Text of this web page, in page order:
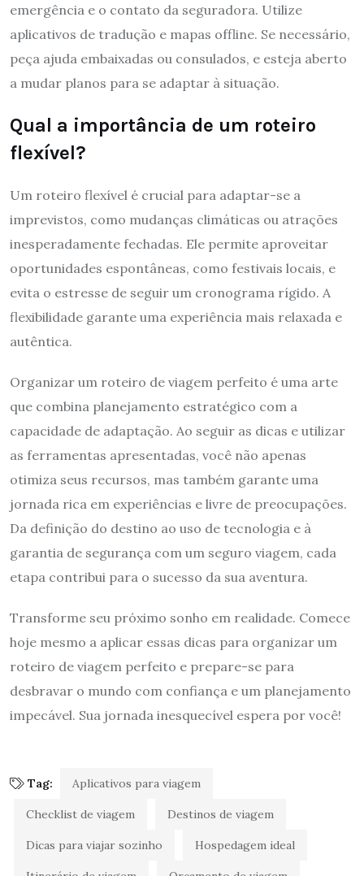
emergência e o contato da seguradora. Utilize
aplicativos de tradução e mapas offline. Se necessário,
peça ajuda embaixadas ou consulados, e esteja aberto
a mudar planos para se adaptar à situação.
Qual a importância de um roteiro
flexível?
Um roteiro flexível é crucial para adaptar-se a
imprevistos, como mudanças climáticas ou atrações
inesperadamente fechadas. Ele permite aproveitar
oportunidades espontâneas, como festivais locais, e
evita o estresse de seguir um cronograma rígido. A
flexibilidade garante uma experiência mais relaxada e
autêntica.
Organizar um roteiro de viagem perfeito é uma arte
que combina planejamento estratégico com a
capacidade de adaptação. Ao seguir as dicas e utilizar
as ferramentas apresentadas, você não apenas
otimiza seus recursos, mas também garante uma
jornada rica em experiências e livre de preocupações.
Da definição do destino ao uso de tecnologia e à
garantia de segurança com um seguro viagem, cada
etapa contribui para o sucesso da sua aventura.
Transforme seu próximo sonho em realidade. Comece
hoje mesmo a aplicar essas dicas para organizar um
roteiro de viagem perfeito e prepare-se para
desbravar o mundo com confiança e um planejamento
impecável. Sua jornada inesquecível espera por você!
Tag: Aplicativos para viagem
Checklist de viagem Destinos de viagem
Dicas para viajar sozinho Hospedagem ideal